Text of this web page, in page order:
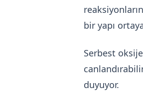
bir yapı
Serbest
duyuyor.